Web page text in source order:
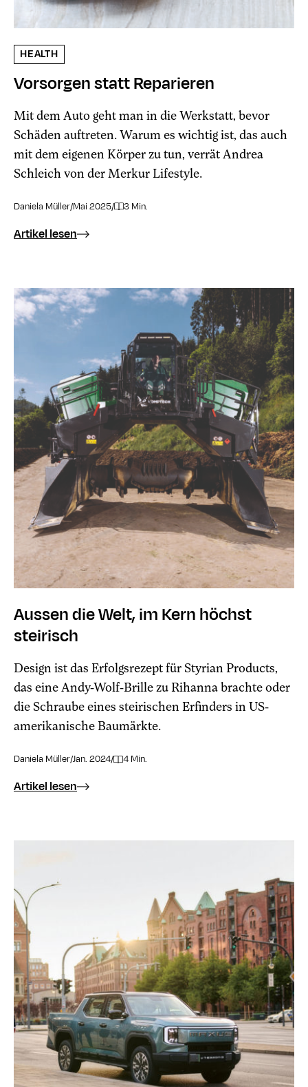
HEALTH
Vorsorgen statt Reparieren
Mit dem Auto geht man in die Werkstatt, bevor
Schäden auftreten. Warum es wichtig ist, das auch
mit dem eigenen Körper zu tun, verrät Andrea
Schleich von der Merkur Lifestyle.
Daniela Müller/Mai 2025/ 3 Min.
Artikel lesen
Aussen die Welt, im Kern höchst
steirisch
Design ist das Erfolgsrezept für Styrian Products,
das eine Andy-Wolf-Brille zu Rihanna brachte oder
die Schraube eines steirischen Erfinders in US-
amerikanische Baumärkte.
Daniela Müller/Jan. 2024/ 4 Min.
Artikel lesen